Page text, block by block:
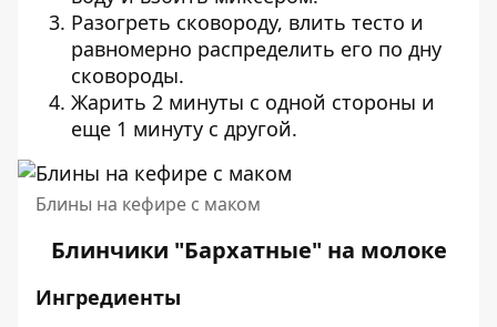
Разогреть сковороду, влить тесто и
равномерно распределить его по дну
сковороды.
Жарить 2 минуты с одной стороны и
еще 1 минуту с другой.
Блины на кефире с маком
Блинчики "Бархатные" на молоке
Ингредиенты